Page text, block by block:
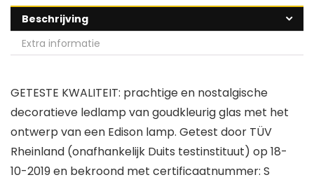
Beschrijving
Extra informatie
GETESTE KWALITEIT: prachtige en nostalgische
decoratieve ledlamp van goudkleurig glas met het
ontwerp van een Edison lamp. Getest door TÜV
Rheinland (onafhankelijk Duits testinstituut) op 18-
10-2019 en bekroond met certificaatnummer: S